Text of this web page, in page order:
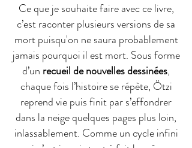
Ce que je souhaite faire avec ce livre,
c’est raconter plusieurs versions de sa
mort puisqu'on ne saura probablement
jamais pourquoi il est mort. Sous forme
d’un recueil de nouvelles dessinées,
chaque fois l’histoire se répète, Ötzi
reprend vie puis finit par s’effondrer
dans la neige quelques pages plus loin,
inlassablement. Comme un cycle infini